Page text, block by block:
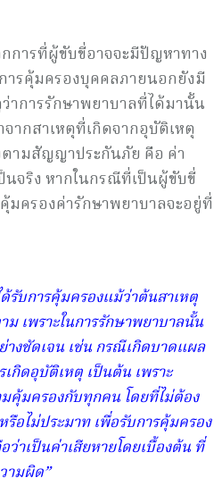
การที่ผู้ขับขี่อาจจะมีปัญหาทาง
รคุ้มครองบุคคลภายนอกยังมี
าการรักษาพยาบาลที่ได้มานั้น
ากสาเหตุที่เกิดจากอุบัติเหตุ
ามสัญญาประกันภัย คือ ค่า
จริง หากในกรณีที่เป็นผู้ขับขี่
มครองค่ารักษาพยาบาลจะอยู่ที่
รับการคุ้มครองแม้ว่าต้นสาเหตุ
เพราะในการรักษาพยาบาลนั้น
างชัดเจน เช่น กรณีเกิดบาดแผล
เกิดอุบัติเหตุ เป็นต้น เพราะ
คุ้มครองกับทุกคน โดยที่ไม่ต้อง
อไม่ประมาท เพื่อรับการคุ้มครอง
าเป็นค่าเสียหายโดยเบื้องต้น ที่
ามผิด”